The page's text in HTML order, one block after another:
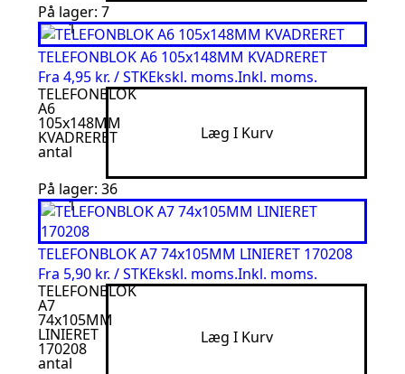
På lager: 7
TELEFONBLOK A6 105x148MM KVADRERET
Fra 4,95 kr. / STKEkskl. moms.Inkl. moms.
TELEFONBLOK
A6
105x148MM
KVADRERET
antal
Læg I Kurv
På lager: 36
TELEFONBLOK A7 74x105MM LINIERET 170208
Fra 5,90 kr. / STKEkskl. moms.Inkl. moms.
TELEFONBLOK
A7
74x105MM
LINIERET
170208
antal
Læg I Kurv